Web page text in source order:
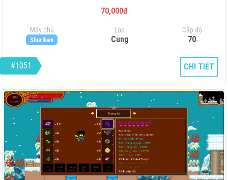
70,000đ
Máy chủ
Shuriken
Lớp
Cung
Cấp độ
70
#1051 CHI TIẾT